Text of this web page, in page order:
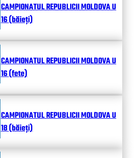
CAMPIONATUL REPUBLICII MOLDOVA U
16 (băieți)
CAMPIONATUL REPUBLICII MOLDOVA U
16 (fete)
CAMPIONATUL REPUBLICII MOLDOVA U
18 (băieți)